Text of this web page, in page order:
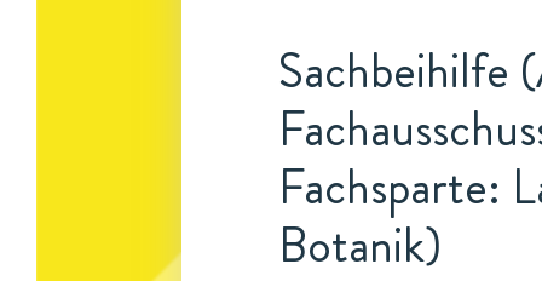
Sachbeihilfe
Fachsparte:
Botanik)